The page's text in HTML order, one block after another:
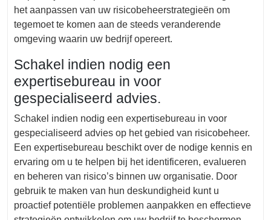
het aanpassen van uw risicobeheerstrategieën om
tegemoet te komen aan de steeds veranderende
omgeving waarin uw bedrijf opereert.
Schakel indien nodig een
expertisebureau in voor
gespecialiseerd advies.
Schakel indien nodig een expertisebureau in voor
gespecialiseerd advies op het gebied van risicobeheer.
Een expertisebureau beschikt over de nodige kennis en
ervaring om u te helpen bij het identificeren, evalueren
en beheren van risico’s binnen uw organisatie. Door
gebruik te maken van hun deskundigheid kunt u
proactief potentiële problemen aanpakken en effectieve